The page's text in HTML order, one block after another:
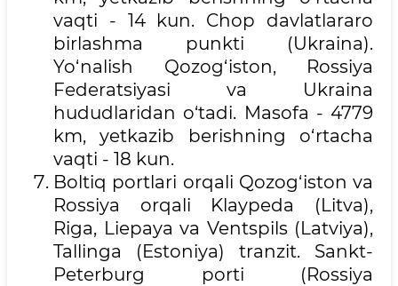
vaqti - 14 kun. Chop davlatlararo
birlashma punkti (Ukraina).
Yo‘nalish Qozog‘iston, Rossiya
Federatsiyasi va Ukraina
hududlaridan o‘tadi. Masofa - 4779
km, yetkazib berishning o‘rtacha
vaqti - 18 kun.
Boltiq portlari orqali Qozog‘iston va
Rossiya orqali Klaypeda (Litva),
Riga, Liepaya va Ventspils (Latviya),
Tallinga (Estoniya) tranzit. Sankt-
Peterburg porti (Rossiya